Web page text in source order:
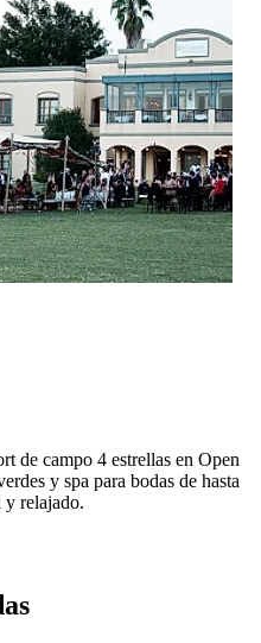
de campo 4 estrellas en Open
y spa para bodas de hasta
y relajado.